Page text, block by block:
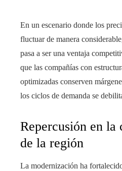
En un escenario donde los
fluctuar de manera
pasa a ser una ventaja
que las compañías con
optimizadas conserven
los ciclos de demanda se
Repercusión en
de la región
La modernización ha